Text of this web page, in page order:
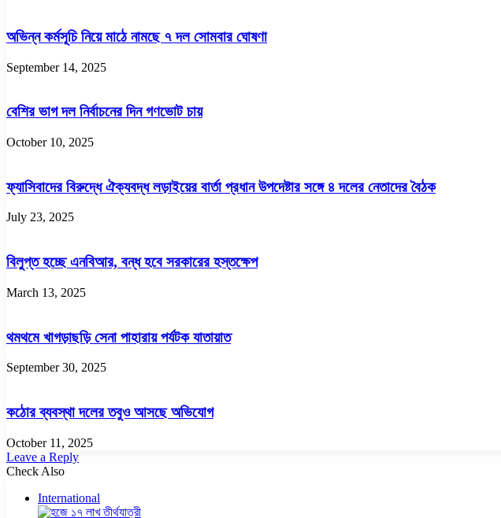
অভিন্ন কর্মসূচি নিয়ে মাঠে নামছে ৭ দল সোমবার ঘোষণা
September 14, 2025
বেশির ভাগ দল নির্বাচনের দিন গণভোট চায়
October 10, 2025
ফ্যাসিবাদের বিরুদ্ধে ঐক্যবদ্ধ লড়াইয়ের বার্তা প্রধান উপদেষ্টার সঙ্গে ৪ দলের নেতাদের বৈঠক
July 23, 2025
বিলুপ্ত হচ্ছে এনবিআর, বন্ধ হবে সরকারের হস্তক্ষেপ
March 13, 2025
থমথমে খাগড়াছড়ি সেনা পাহারায় পর্যটক যাতায়াত
September 30, 2025
কঠোর ব্যবস্থা দলের তবুও আসছে অভিযোগ
October 11, 2025
Leave a Reply
Check Also
International